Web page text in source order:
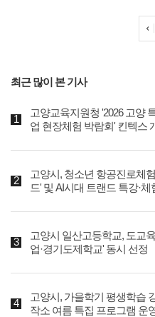
최근 많이 본 기사
고양교육지원청 '2026 고양
업 현장체험 박람회' 킨텍스
고양시, 청소년 항공진로체
드' 및 AI시대 트랜드 특강·체
고양시 일산고등학교, 도교
업·경기도제학교' 동시 선정
고양시, 가을학기 평생학습
작소 여름 특집 프로그램 운